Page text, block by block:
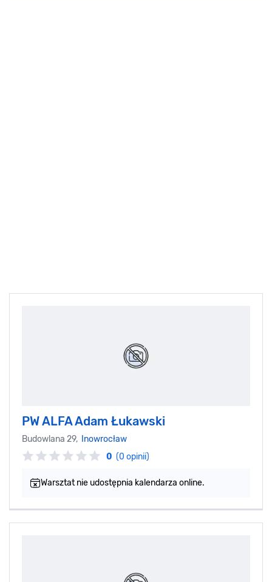
PW ALFA Adam Łukawski
Budowlana 29,
Inowrocław
0 (0 opinii)
Warsztat nie udostępnia kalendarza online.